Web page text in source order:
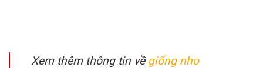
Xem thêm thông tin về giống nho